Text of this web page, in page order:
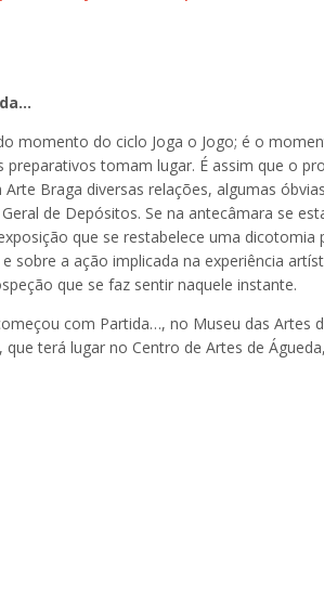
momento do ciclo Joga o Jogo; é o
tomam lugar. É assim que o
Arte Braga diversas relações, algumas
de Depósitos. Se na antecâmara se
que se restabelece uma
sobre a ação implicada na experiência
que se faz sentir naquele instante.
com Partida…, no Museu das Artes
que terá lugar no Centro de Artes de